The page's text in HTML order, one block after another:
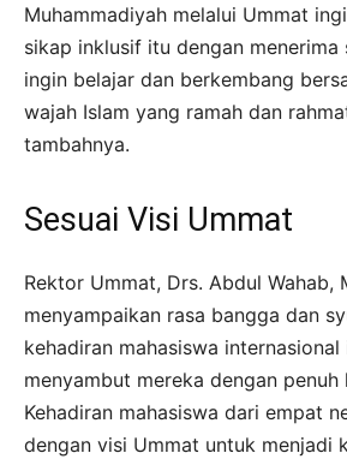
Muhammadiyah melalui Ummat
sikap inklusif itu dengan menerima
ingin belajar dan berkembang
wajah Islam yang ramah dan
tambahnya.
Sesuai Visi Ummat
Rektor Ummat, Drs. Abdul Wahab,
menyampaikan rasa bangga dan
kehadiran mahasiswa internasional
menyambut mereka dengan penuh
Kehadiran mahasiswa dari empat
dengan visi Ummat untuk menjadi